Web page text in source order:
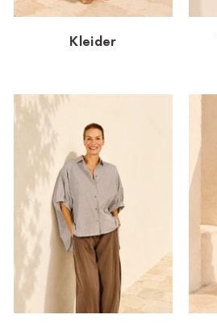
Dornbirn
Dortmund-Hombruch
Essen
HH-AEZ
HH-EEZ
HH-Eppendorf
HH-Hanseviertel
HH-Wandsbek
Hannover
Kleider